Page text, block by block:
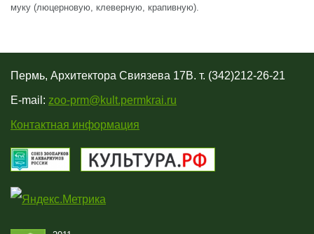
муку (люцерновую, клеверную, крапивную).
Пермь, Архитектора Свиязева 17В. т. (342)212-26-21
E-mail: zoo-prm@kult.permkrai.ru
Контактная информация